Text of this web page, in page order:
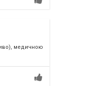
медичною